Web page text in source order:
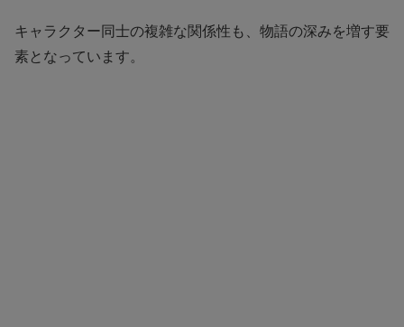
キャラクター同士の複雑な関係性も、物語の深みを増す要
素となっています。